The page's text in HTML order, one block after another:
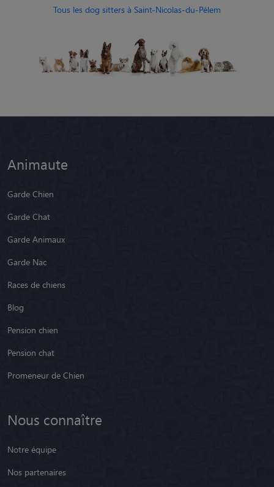
Tous les dog sitters à Saint-Nicolas-du-Pélem
Animaute
Garde Chien
Garde Chat
Garde Animaux
Garde Nac
Races de chiens
Blog
Pension chien
Pension chat
Promeneur de Chien
Nous connaître
Notre équipe
Nos partenaires